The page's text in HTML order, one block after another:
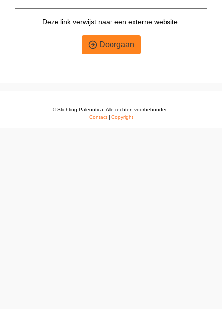
Deze link verwijst naar een externe website.
Doorgaan
© Stichting Paleontica. Alle rechten voorbehouden.
Contact| Copyright